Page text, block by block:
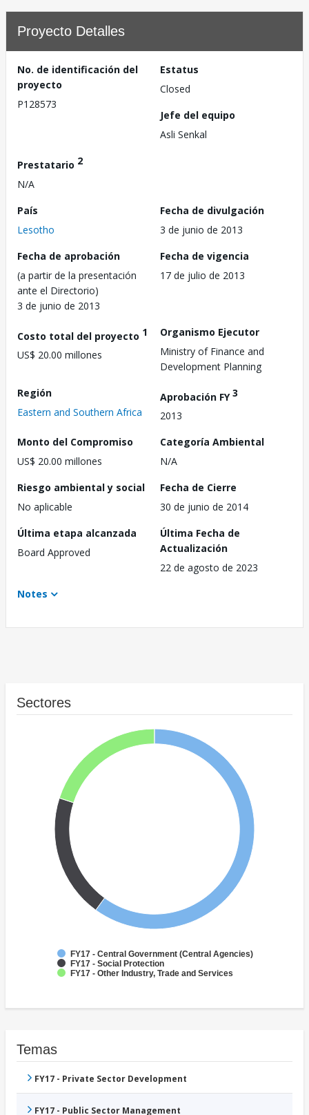
Proyecto Detalles
No. de identificación del
proyecto
P128573
Estatus
Closed
Jefe del equipo
Asli Senkal
Prestatario 2
N/A
País
Lesotho
Fecha de divulgación
3 de junio de 2013
Fecha de aprobación
(a partir de la presentación
ante el Directorio)
3 de junio de 2013
Fecha de vigencia
17 de julio de 2013
Costo total del proyecto 1
US$ 20.00 millones
Organismo Ejecutor
Ministry of Finance and
Development Planning
Región
Eastern and Southern Africa
Aprobación FY3
2013
Monto del Compromiso
US$ 20.00 millones
Categoría Ambiental
N/A
Riesgo ambiental y social
No aplicable
Fecha de Cierre
30 de junio de 2014
Última etapa alcanzada
Board Approved
Última Fecha de
Actualización
22 de agosto de 2023
Notes
Sectores
FY17 - Central Government (Central Agencies)
FY17 - Social Protection
FY17 - Other Industry, Trade and Services
Temas
FY17 - Private Sector Development
FY17 - Public Sector Management